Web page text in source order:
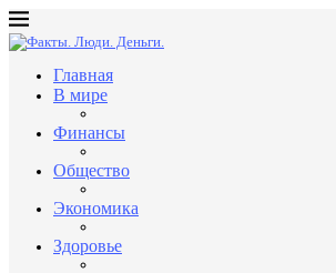
Главная
В мире
Финансы
Общество
Экономика
Здоровье